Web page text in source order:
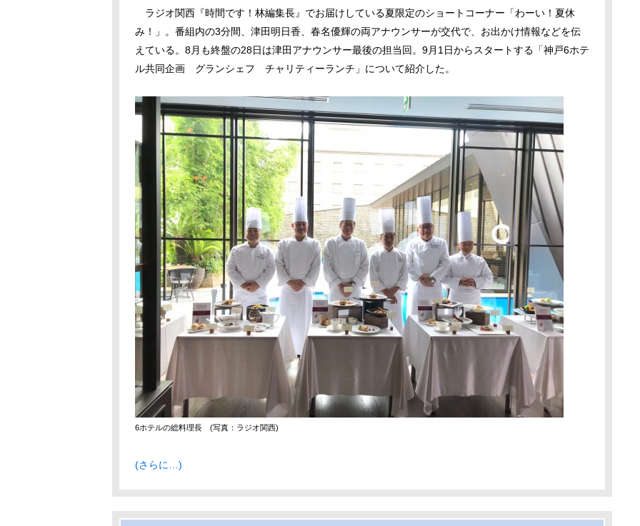
ラジオ関西『時間です！林編集長』でお届けしている夏限定のショートコーナー「わーい！夏休
み！」。番組内の3分間、津田明日香、春名優輝の両アナウンサーが交代で、お出かけ情報などを伝
えている。8月も終盤の28日は津田アナウンサー最後の担当回。9月1日からスタートする「神戸6ホテ
ル共同企画 グランシェフ チャリティーランチ」について紹介した。
6ホテルの総料理長 (写真：ラジオ関西)
(さらに…)